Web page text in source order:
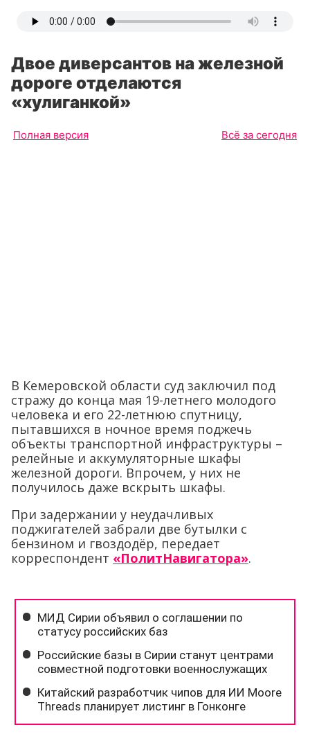
Двое диверсантов на железной
дороге отделаются
«хулиганкой»
Полная версия Всё за сегодня
В Кемеровской области суд заключил под
стражу до конца мая 19-летнего молодого
человека и его 22-летнюю спутницу,
пытавшихся в ночное время поджечь
объекты транспортной инфраструктуры –
релейные и аккумуляторные шкафы
железной дороги. Впрочем, у них не
получилось даже вскрыть шкафы.
При задержании у неудачливых
поджигателей забрали две бутылки с
бензином и гвоздодёр, передает
корреспондент «ПолитНавигатора».